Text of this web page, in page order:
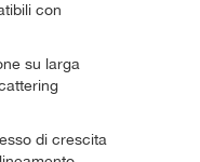
con
su larga
di crescita